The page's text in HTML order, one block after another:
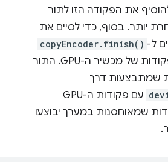
את הפקודה הזו לתור
יותר. בסוף, כדי לסיים את
ל- copyEncoder.finish()
ושולחים אותן לתור הפקודות של מכשיר ה-GPU. התור
שמתבצעות דרך
עם פקודות ה-GPU
שמאוחסנות במערך יבוצעו